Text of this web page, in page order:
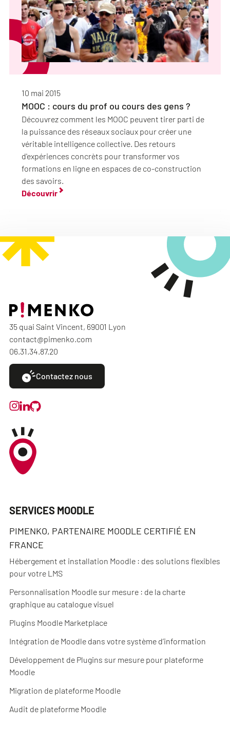
10 mai 2015
MOOC : cours du prof ou cours des gens ?
Découvrez comment les MOOC peuvent tirer parti de
la puissance des réseaux sociaux pour créer une
véritable intelligence collective. Des retours
d'expériences concrèts pour transformer vos
formations en ligne en espaces de co-construction
des savoirs.
Découvrir
35 quai Saint Vincent, 69001 Lyon
contact@pimenko.com
06.31.34.87.20
Contactez nous
SERVICES MOODLE
PIMENKO, PARTENAIRE MOODLE CERTIFIÉ EN
FRANCE
Hébergement et installation Moodle : des solutions flexibles
pour votre LMS
Personnalisation Moodle sur mesure : de la charte
graphique au catalogue visuel
Plugins Moodle Marketplace
Intégration de Moodle dans votre système d’information
Développement de Plugins sur mesure pour plateforme
Moodle
Migration de plateforme Moodle
Audit de plateforme Moodle